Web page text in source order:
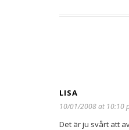
LISA
10/01/2008 at 10:10
Det är ju svårt att